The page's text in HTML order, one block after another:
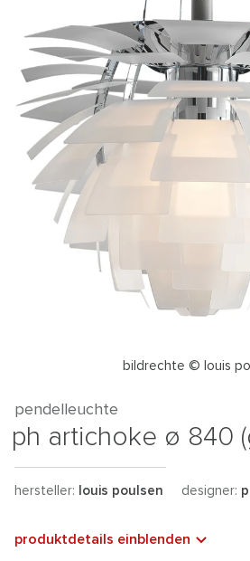
bildrechte © louis
pendelleuchte
ph artichoke ø 840
hersteller: louis poulsen designer:
produktdetails einblenden